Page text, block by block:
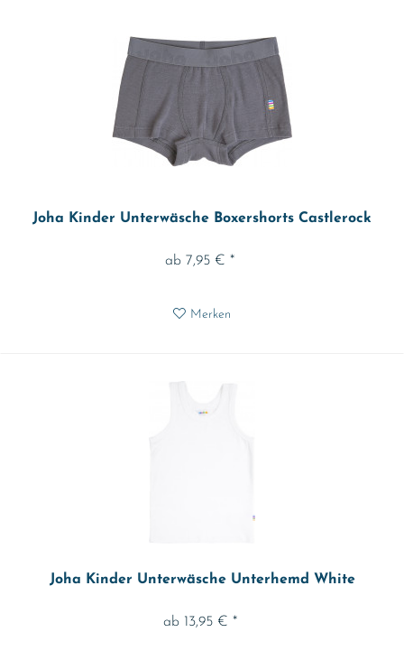
Joha Kinder Unterwäsche Boxershorts Castlerock
ab 7,95 € *
Merken
Joha Kinder Unterwäsche Unterhemd White
ab 13,95 € *